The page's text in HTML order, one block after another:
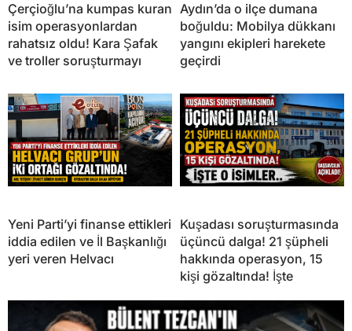
Çerçioğlu’na kumpas kuran
isim operasyonlardan
rahatsız oldu! Kara Şafak
ve troller soruşturmayı
Aydın’da o ilçe dumana
boğuldu: Mobilya dükkanı
yangını ekipleri harekete
geçirdi
Yeni Parti’yi finanse ettikleri
iddia edilen ve İl Başkanlığı
yeri veren Helvacı
Kuşadası soruşturmasında
üçüncü dalga! 21 şüpheli
hakkında operasyon, 15
kişi gözaltında! İşte